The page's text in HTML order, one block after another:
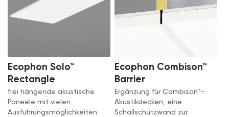
Ecophon Solo™
Rectangle
frei hängende akustische
Paneele mit vielen
Ausführungsmöglichkeiten
Ecophon Combison™
Barrier
Ergänzung für Combison™-
Akustikdecken, eine
Schallschutzwand zur